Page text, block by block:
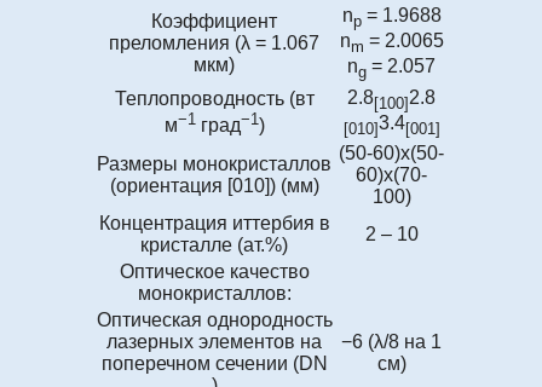
Коэффициент
преломления (λ = 1.067
мкм)
np= 1.9688
nm = 2.0065
ng = 2.057
Теплопроводность (вт
м−1град−1)
2.8[100]2.8
[010]3.4[001]
Размеры монокристаллов
(ориентация [010]) (мм)
(50-60)х(50-
60)х(70-
100)
Концентрация иттербия в
кристалле (ат.%)
2 – 10
Оптическое качество
монокристаллов:
Оптическая однородность
лазерных элементов на
поперечном сечении (DN
−6 (λ/8 на 1
см)